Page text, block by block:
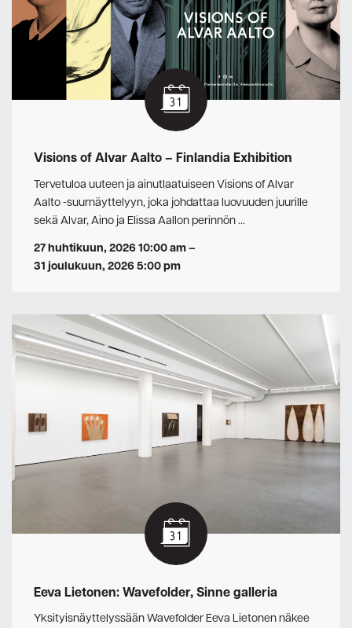
Visions of Alvar Aalto – Finlandia Exhibition
Tervetuloa uuteen ja ainutlaatuiseen Visions of Alvar
Aalto -suurnäyttelyyn, joka johdattaa luovuuden juurille
sekä Alvar, Aino ja Elissa Aallon perinnön …
27 huhtikuun, 2026 10:00 am–
31 joulukuun, 2026 5:00 pm
Eeva Lietonen: Wavefolder, Sinne galleria
Yksityisnäyttelyssään Wavefolder Eeva Lietonen näkee